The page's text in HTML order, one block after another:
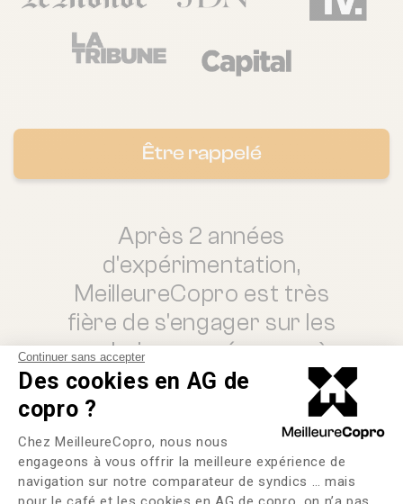
Continuer sans accepter
Des cookies en AG de
copro ?
Plateforme de Gestion du
Chez MeilleureCopro, nous nous
engageons à vous offrir la meilleure expérience de
navigation sur notre comparateur de syndics … mais
Être rappelé
Après 2 années
d'expérimentation,
MeilleureCopro est très
fière de s'engager sur les
prochaines années auprès
d'Immobilière 3F pour
#estimationsdecharges
et ses mises en
#copropriétés neuves !